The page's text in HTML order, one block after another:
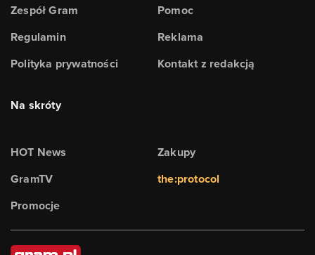
Zespół Gram
Regulamin
Polityka prywatności
Pomoc
Reklama
Kontakt z redakcją
Na skróty
HOT News
GramTV
Promocje
Zakupy
the:protocol